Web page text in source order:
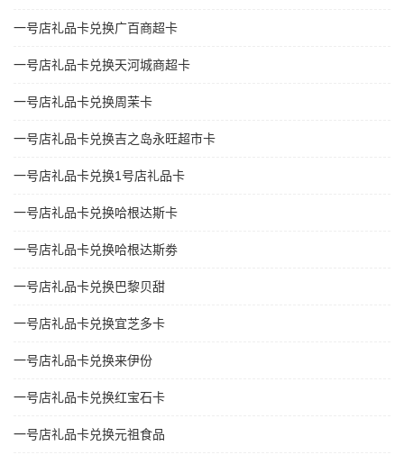
一号店礼品卡兑换广百商超卡
一号店礼品卡兑换天河城商超卡
一号店礼品卡兑换周茉卡
一号店礼品卡兑换吉之岛永旺超市卡
一号店礼品卡兑换1号店礼品卡
一号店礼品卡兑换哈根达斯卡
一号店礼品卡兑换哈根达斯劵
一号店礼品卡兑换巴黎贝甜
一号店礼品卡兑换宜芝多卡
一号店礼品卡兑换来伊份
一号店礼品卡兑换红宝石卡
一号店礼品卡兑换元祖食品